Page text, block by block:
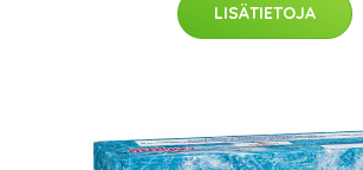
LISÄTIETOJA